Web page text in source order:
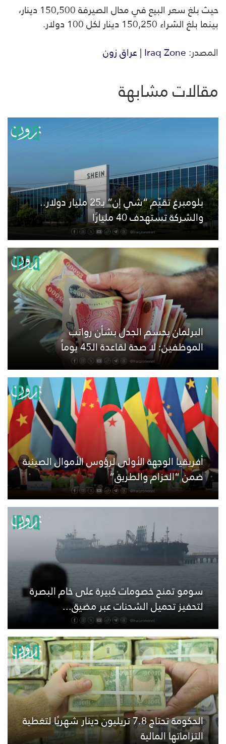
حيث بلغ سعر البيع في محال الصيرفة 150,500 دينار،
بينما بلغ الشراء 150,250 دينار لكل 100 دولار.
المصدر:Iraq Zone | عراق زون
مقالات مشابهة
بلومبرغ تقيّم “شي إن” بـ25 مليار دولار..
والشركة تستهدف 40 مليارًا
البرلمان يحسم الجدل بشأن رواتب
الموظفين: لا صحة لقاعدة الـ45 يوماً
أفريقيا الوجهة الأولى لرؤوس الأموال الصينية
ضمن “الحزام والطريق”
سومو تمنح خصومات كبيرة على خام البصرة
لتحفيز تحميل الشحنات عبر مضيق...
الحكومة تحتاج 7.8 تريليون دينار شهريًا لتغطية
التزاماتها المالية